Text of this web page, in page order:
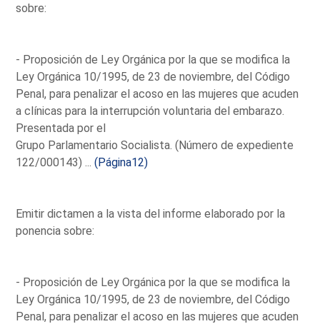
sobre:
- Proposición de Ley Orgánica por la que se modifica la
Ley Orgánica 10/1995, de 23 de noviembre, del Código
Penal, para penalizar el acoso en las mujeres que acuden
a clínicas para la interrupción voluntaria del embarazo.
Presentada por el
Grupo Parlamentario Socialista. (Número de expediente
122/000143) ...(Página12)
Emitir dictamen a la vista del informe elaborado por la
ponencia sobre:
- Proposición de Ley Orgánica por la que se modifica la
Ley Orgánica 10/1995, de 23 de noviembre, del Código
Penal, para penalizar el acoso en las mujeres que acuden